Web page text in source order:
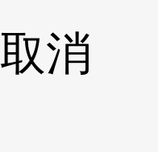
取消